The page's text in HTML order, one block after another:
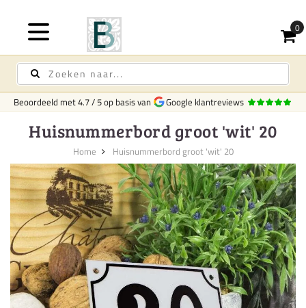
Beoordeeld met4.7/5op basis van Google klantreviews
Huisnummerbord groot 'wit' 20
Home Huisnummerbord groot 'wit' 20